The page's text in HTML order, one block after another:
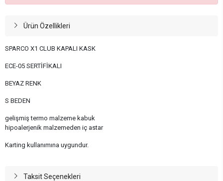
Ürün Özellikleri
SPARCO X1 CLUB KAPALI KASK
ECE-05 SERTİFİKALI
BEYAZ RENK
S BEDEN
gelişmiş termo malzeme kabuk
hipoalerjenik malzemeden iç astar
Karting kullanımına uygundur.
Taksit Seçenekleri